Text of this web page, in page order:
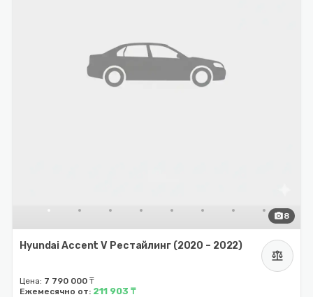
photo_camera8
Hyundai Accent V Рестайлинг (2020 – 2022)
balance
Цена: 7 790 000 ₸
Ежемесячно от: 211 903 ₸